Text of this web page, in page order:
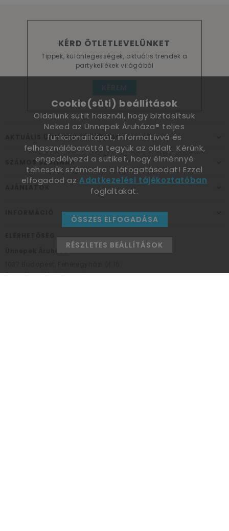
KÉRD ÖTLETLEVELÜNKET
Tippek, különlegességek, aktuális trendek a
partykellékek világából
AKTUÁLIS ÜNNEPEK, ALKALMAK
SZÁMOS SZÜLINAP
AJÁNLATOK
Ünnepek Áruháza
Személyes átvételi pont
Cookie(süti) beállítások
Oldalunk sütit használ, hogy biztosítsuk
Neked az Ünnepek Áruháza® teljes
funkcionalitását, informatívvá és
felhasználóbaráttá tegyük az oldalt. Kérünk,
engedélyezd a sütiket, hogy élménnyé
tehessük számodra a látogatásodat! Ezzel
elfogadod azAdatkezelési tájékoztatóban
foglaltakat.
ÖSSZES ELFOGADÁSA
RÉSZLETES BEÁLLÍTÁSOK